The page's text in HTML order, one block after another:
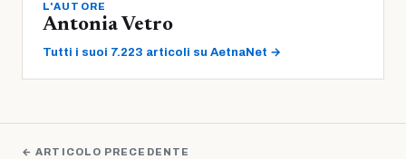
L'AUTORE
Antonia Vetro
Tutti i suoi 7.223 articoli su AetnaNet →
← ARTICOLO PRECEDENTE